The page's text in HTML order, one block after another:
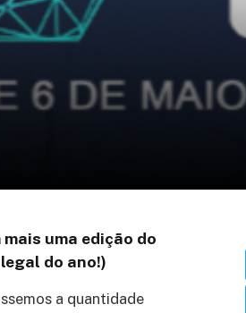
uma edição do
do ano!)
a quantidade